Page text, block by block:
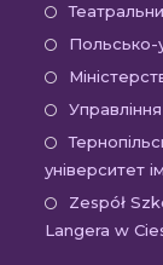
Польсько-
університет
Zespół
Langera w